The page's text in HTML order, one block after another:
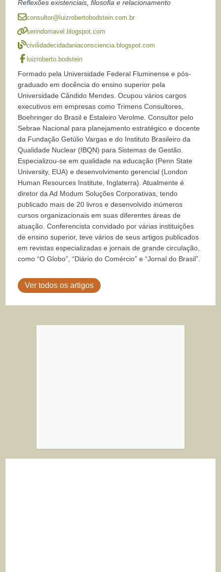
Reflexões existenciais, filosofia e relacionamento
consultor@luizrobertobodstein.com.br
serindomavel.blogspot.com
civilidadecidadaniaconsciencia.blogspot.com
luizroberto.bodstein
Formado pela Universidade Federal Fluminense e pós-
graduado em docência do ensino superior pela
Universidade Cândido Mendes. Ocupou vários cargos
executivos em empresas como Trimens Consultores,
Boehringer do Brasil e Estaleiro Verolme. Consultor pelo
Sebrae Nacional para planejamento estratégico e docente
da Fundação Getúlio Vargas e do Instituto Brasileiro da
Qualidade Nuclear (IBQN) para Sistemas de Gestão.
Especializou-se em qualidade na educação (Penn State
University, EUA) e desenvolvimento gerencial (London
Human Resources Institute, Inglaterra). Atualmente é
diretor da Ad Modum Soluções Corporativas, tendo
publicado mais de 20 livros e desenvolvido inúmeros
cursos organizacionais em suas diferentes áreas de
atuação. Conferencista convidado por várias instituições
de ensino superior, teve vários de seus artigos publicados
em revistas especializadas e jornais de grande circulação,
como “O Globo”, “Diário do Comércio” e “Jornal do Brasil”.
Ver todos os artigos